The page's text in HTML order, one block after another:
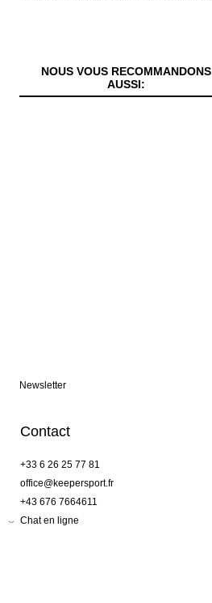
NOUS VOUS RECOMMANDONS
AUSSI:
Newsletter
Contact
+33 6 26 25 77 81
office@keepersport.fr
+43 676 7664611
Chat en ligne